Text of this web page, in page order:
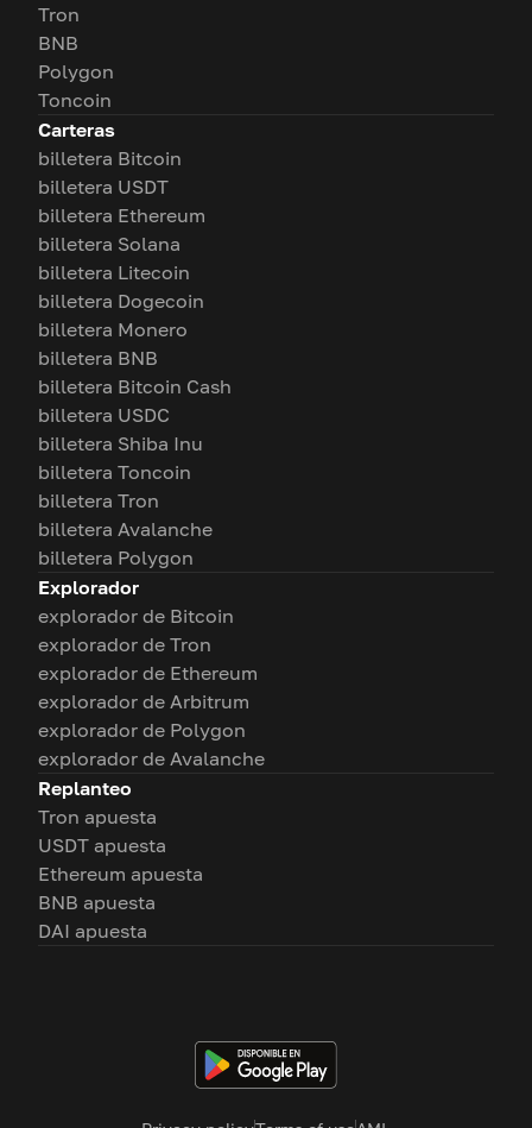
Tron
BNB
Polygon
Toncoin
Carteras
billetera Bitcoin
billetera USDT
billetera Ethereum
billetera Solana
billetera Litecoin
billetera Dogecoin
billetera Monero
billetera BNB
billetera Bitcoin Cash
billetera USDC
billetera Shiba Inu
billetera Toncoin
billetera Tron
billetera Avalanche
billetera Polygon
Explorador
explorador de Bitcoin
explorador de Tron
explorador de Ethereum
explorador de Arbitrum
explorador de Polygon
explorador de Avalanche
Replanteo
Tron apuesta
USDT apuesta
Ethereum apuesta
BNB apuesta
DAI apuesta